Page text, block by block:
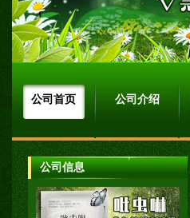
公司首页 公司介绍
公司信息